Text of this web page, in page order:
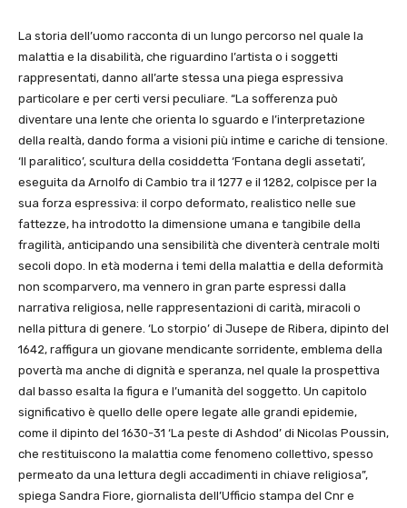
La storia dell’uomo racconta di un lungo percorso nel quale la
malattia e la disabilità, che riguardino l’artista o i soggetti
rappresentati, danno all’arte stessa una piega espressiva
particolare e per certi versi peculiare. “La sofferenza può
diventare una lente che orienta lo sguardo e l’interpretazione
della realtà, dando forma a visioni più intime e cariche di tensione.
‘Il paralitico’, scultura della cosiddetta ‘Fontana degli assetati’,
eseguita da Arnolfo di Cambio tra il 1277 e il 1282, colpisce per la
sua forza espressiva: il corpo deformato, realistico nelle sue
fattezze, ha introdotto la dimensione umana e tangibile della
fragilità, anticipando una sensibilità che diventerà centrale molti
secoli dopo. In età moderna i temi della malattia e della deformità
non scomparvero, ma vennero in gran parte espressi dalla
narrativa religiosa, nelle rappresentazioni di carità, miracoli o
nella pittura di genere. ‘Lo storpio’ di Jusepe de Ribera, dipinto del
1642, raffigura un giovane mendicante sorridente, emblema della
povertà ma anche di dignità e speranza, nel quale la prospettiva
dal basso esalta la figura e l’umanità del soggetto. Un capitolo
significativo è quello delle opere legate alle grandi epidemie,
come il dipinto del 1630-31 ‘La peste di Ashdod’ di Nicolas Poussin,
che restituiscono la malattia come fenomeno collettivo, spesso
permeato da una lettura degli accadimenti in chiave religiosa”,
spiega Sandra Fiore, giornalista dell’Ufficio stampa del Cnr e